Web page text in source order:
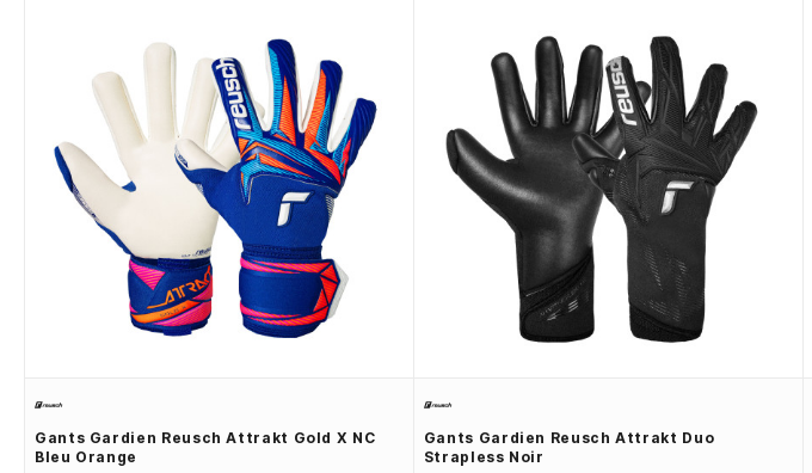
Gants Gardien Reusch Attrakt Gold X NC
Bleu Orange
Gants Gardien Reusch Attrakt Duo
Strapless Noir